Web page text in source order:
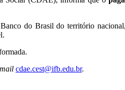
do Brasil do território
cdae.cest@ifb.edu.br.